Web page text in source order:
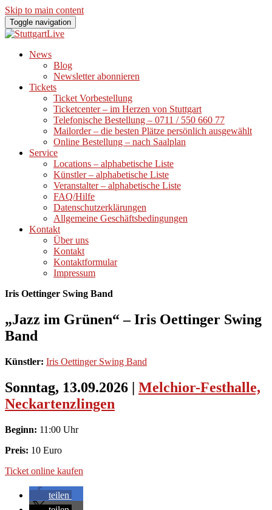
Skip to main content
Toggle navigation
News
Blog
Newsletter abonnieren
Tickets
Ticket Vorbestellung
Ticketcenter – im Herzen von Stuttgart
Telefonische Bestellung – 0711 / 550 660 77
Mailorder – die besten Plätze persönlich ausgewählt
Online Bestellung – nach Saalplan
Service
Locations – alphabetische Liste
Künstler – alphabetische Liste
Veranstalter – alphabetische Liste
FAQ/Hilfe
Datenschutzerklärungen
Allgemeine Geschäftsbedingungen
Kontakt
Über uns
Kontakt
Kontaktformular
Impressum
Iris Oettinger Swing Band
„Jazz im Grünen“ – Iris Oettinger Swing
Band
Künstler: Iris Oettinger Swing Band
Sonntag, 13.09.2026 | Melchior-Festhalle,
Neckartenzlingen
Beginn: 11:00 Uhr
Preis: 10 Euro
Ticket online kaufen
teilen